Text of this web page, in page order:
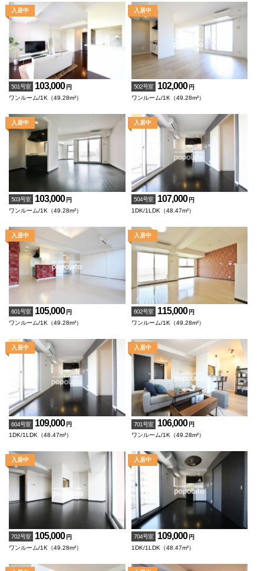
501号室 103,000 円
ワンルーム/1K（49.28m²）
502号室 102,000 円
ワンルーム/1K（49.28m²）
503号室 103,000 円
ワンルーム/1K（49.28m²）
504号室 107,000 円
1DK/1LDK（48.47m²）
601号室 105,000 円
ワンルーム/1K（49.28m²）
602号室 115,000 円
ワンルーム/1K（49.28m²）
604号室 109,000 円
1DK/1LDK（48.47m²）
701号室 106,000 円
ワンルーム/1K（49.28m²）
702号室 105,000 円
ワンルーム/1K（49.28m²）
704号室 109,000 円
1DK/1LDK（48.47m²）